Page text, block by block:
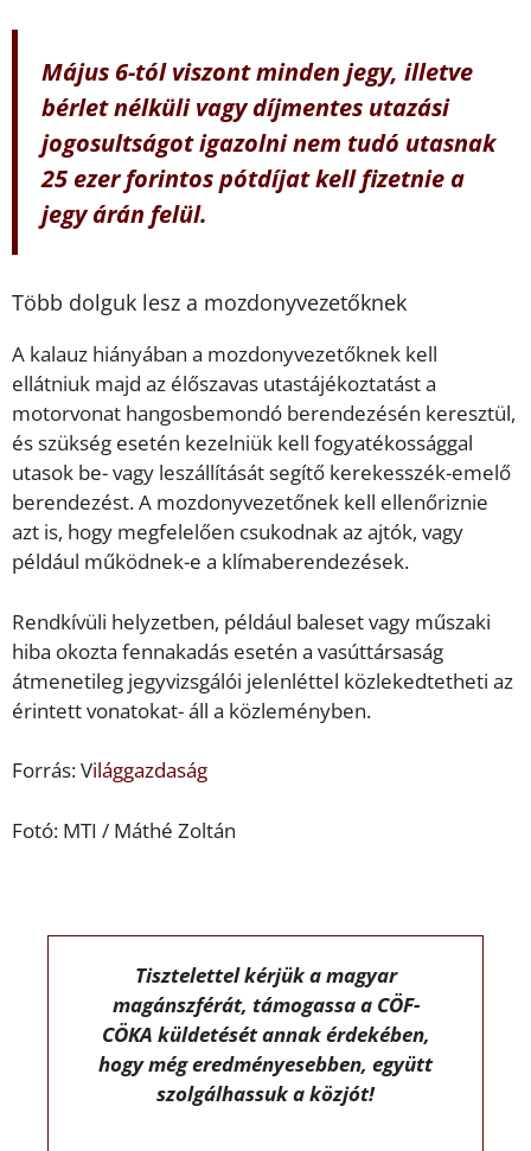
Május 6-tól viszont minden jegy, illetve
bérlet nélküli vagy díjmentes utazási
jogosultságot igazolni nem tudó utasnak
25 ezer forintos pótdíjat kell fizetnie a
jegy árán felül.
Több dolguk lesz a mozdonyvezetőknek
A kalauz hiányában a mozdonyvezetőknek kell
ellátniuk majd az élőszavas utastájékoztatást a
motorvonat hangosbemondó berendezésén keresztül,
és szükség esetén kezelniük kell fogyatékossággal
utasok be- vagy leszállítását segítő kerekesszék-emelő
berendezést. A mozdonyvezetőnek kell ellenőriznie
azt is, hogy megfelelően csukodnak az ajtók, vagy
például működnek-e a klímaberendezések.
Rendkívüli helyzetben, például baleset vagy műszaki
hiba okozta fennakadás esetén a vasúttársaság
átmenetileg jegyvizsgálói jelenléttel közlekedtetheti az
érintett vonatokat- áll a közleményben.
Forrás: Világgazdaság
Fotó: MTI / Máthé Zoltán
Tisztelettel kérjük a magyar
magánszférát, támogassa a CÖF-
CÖKA küldetését annak érdekében,
hogy még eredményesebben, együtt
szolgálhassuk a közjót!